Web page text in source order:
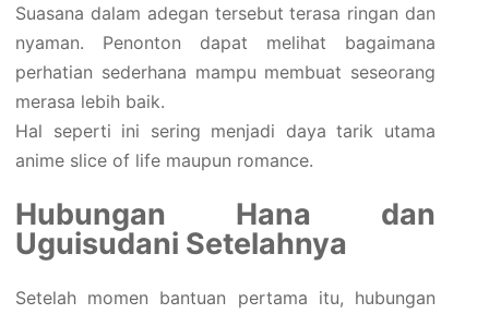
Suasana dalam adegan tersebut terasa ringan dan
nyaman. Penonton dapat melihat bagaimana
perhatian sederhana mampu membuat seseorang
merasa lebih baik.
Hal seperti ini sering menjadi daya tarik utama
anime slice of life maupun romance.
Hubungan Hana dan
Uguisudani Setelahnya
Setelah momen bantuan pertama itu, hubungan